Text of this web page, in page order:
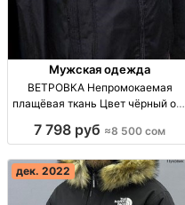
Мужская одежда
ВЕТРОВКА Непромокаемая
плащёвая ткань Цвет чёрный опт
7 798 руб ≈8 500 сом
дек. 2022